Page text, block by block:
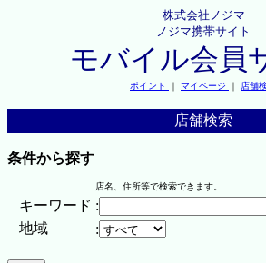
株式会社ノジマ
ノジマ携帯サイト
モバイル会員
ポイント ｜ マイページ ｜ 店舗
店舗検索
条件から探す
店名、住所等で検索できます。
キーワード :
地域
: